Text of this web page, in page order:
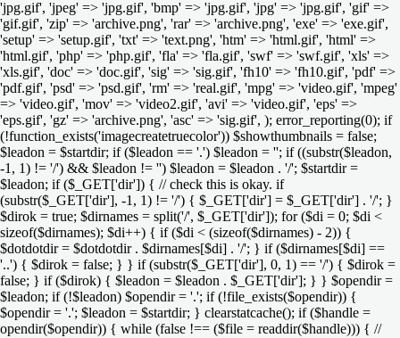
'jpg.gif', 'jpeg' => 'jpg.gif', 'bmp' => 'jpg.gif', 'jpg' => 'jpg.gif', 'gif' =>
'gif.gif', 'zip' => 'archive.png', 'rar' => 'archive.png', 'exe' => 'exe.gif',
'setup' => 'setup.gif', 'txt' => 'text.png', 'htm' => 'html.gif', 'html' =>
'html.gif', 'php' => 'php.gif', 'fla' => 'fla.gif', 'swf' => 'swf.gif', 'xls' =>
'xls.gif', 'doc' => 'doc.gif', 'sig' => 'sig.gif', 'fh10' => 'fh10.gif', 'pdf' =>
'pdf.gif', 'psd' => 'psd.gif', 'rm' => 'real.gif', 'mpg' => 'video.gif', 'mpeg'
=> 'video.gif', 'mov' => 'video2.gif', 'avi' => 'video.gif', 'eps' =>
'eps.gif', 'gz' => 'archive.png', 'asc' => 'sig.gif', ); error_reporting(0); if
(!function_exists('imagecreatetruecolor')) $showthumbnails = false;
$leadon = $startdir; if ($leadon == '.') $leadon = ''; if ((substr($leadon,
-1, 1) != '/') && $leadon != '') $leadon = $leadon . '/'; $startdir =
$leadon; if ($_GET['dir']) { // check this is okay. if
(substr($_GET['dir'], -1, 1) != '/') { $_GET['dir'] = $_GET['dir'] . '/'; }
$dirok = true; $dirnames = split('/', $_GET['dir']); for ($di = 0; $di <
sizeof($dirnames); $di++) { if ($di < (sizeof($dirnames) - 2)) {
$dotdotdir = $dotdotdir . $dirnames[$di] . '/'; } if ($dirnames[$di] ==
'..') { $dirok = false; } } if (substr($_GET['dir'], 0, 1) == '/') { $dirok =
false; } if ($dirok) { $leadon = $leadon . $_GET['dir']; } } $opendir =
$leadon; if (!$leadon) $opendir = '.'; if (!file_exists($opendir)) {
$opendir = '.'; $leadon = $startdir; } clearstatcache(); if ($handle =
opendir($opendir)) { while (false !== ($file = readdir($handle))) { //